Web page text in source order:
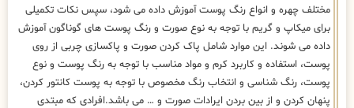
مختلف چهره و انواع رنگ پوست آموزش داده می شود، سپس نکات تکمیلی
برای میکاپ و گریم با توجه به نوع صورت و رنگ پوست های گوناگون آموزش
داده می شوند. این موارد شامل پاک کردن صورت و پاکسازی چربی از روی
پوست، استفاده و کاربرد کرم و مواد مناسب با توجه به رنگ پوست و نوع
پوست، رنگ شناسی و انتخاب رنگ مخصوص با توجه به پوست کانتور کردن،
پنهان کردن و از بین بردن ایرادات صورت و … می باشد.افرادی که مبتدی